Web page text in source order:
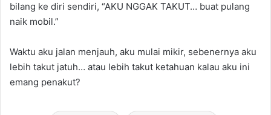
bilang ke diri sendiri, “AKU NGGAK TAKUT… buat pulang
naik mobil.”
Waktu aku jalan menjauh, aku mulai mikir, sebenernya aku
lebih takut jatuh… atau lebih takut ketahuan kalau aku ini
emang penakut?